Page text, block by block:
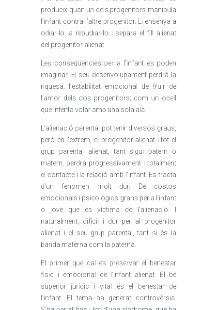
produeix quan un dels progenitors manipula
l’infant contra l’altre progenitor. Li ensenya a
odiar-lo, a repudiar-lo i separa el fill alienat
del progenitor alienat.
Les conseqüències per a l’infant es poden
imaginar. El seu desenvolupament perdrà la
riquesa, l’estabilitat emocional de fruir de
l’amor dels dos progenitors; com un ocell
que intenta volar amb una sola ala.
L’alienació parental pot tenir diversos graus,
però en l’extrem, el progenitor alienat i tot el
grup parental alienat, tant sigui patern o
matern, perdrà progressivament i totalment
el contacte i la relació amb l’infant. Es tracta
d’un fenomen molt dur. De costos
emocionals i psicològics grans per a l’infant
o jove que és víctima de l’alienació. I
naturalment, difícil i dur per al progenitor
alienat i el seu grup parental, tant si és la
banda materna com la paterna.
El primer que cal és preservar el benestar
físic i emocional de l’infant alienat. El bé
superior jurídic i vital és el benestar de
l’infant. El tema ha generat controvèrsia.